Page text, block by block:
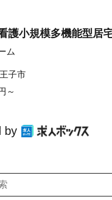
護小規模多機能型居
ム
子市
～
by